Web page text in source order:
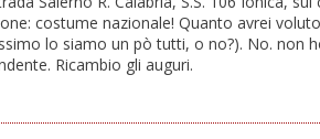
costume nazionale! Quanto avrei
lo siamo un pò tutti, o no?). No. non
Ricambio gli auguri.